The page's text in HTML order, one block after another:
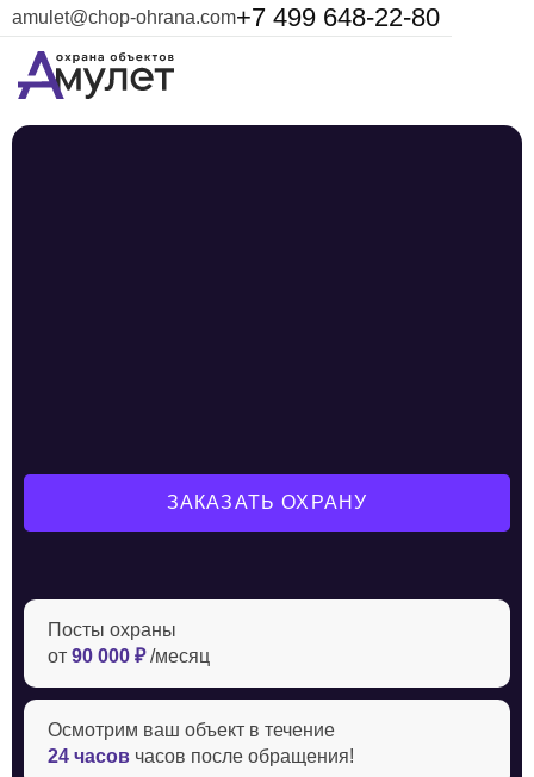
amulet@chop-ohrana.com+7 499 648-22-80
ЗАКАЗАТЬ ОХРАНУ
Посты охраны
от 90 000 ₽/месяц
Осмотрим ваш объект в течение ‍
24 часов часов после обращения!